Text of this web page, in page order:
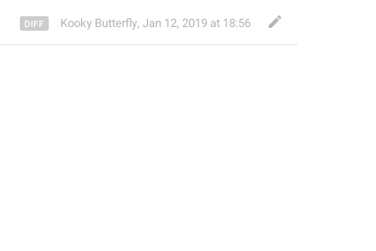
Kooky Butterfly, Jan 12, 2019 at 18:56